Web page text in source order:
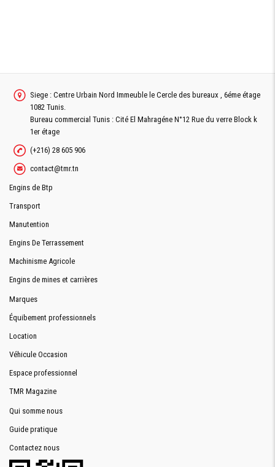
Siege : Centre Urbain Nord Immeuble le Cercle des bureaux , 6éme étage
1082 Tunis.
Bureau commercial Tunis : Cité El Mahragéne N°12 Rue du verre Block k
1er étage
(+216) 28 605 906
contact@tmr.tn
Engins de Btp
Transport
Manutention
Engins De Terrassement
Machinisme Agricole
Engins de mines et carrières
Marques
Équibement professionnels
Location
Véhicule Occasion
Espace professionnel
TMR Magazine
Qui somme nous
Guide pratique
Contactez nous